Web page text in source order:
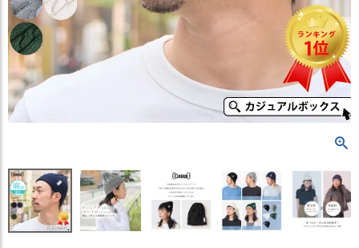
商
品
カ
ゴ
リ
閲
歴
買
い